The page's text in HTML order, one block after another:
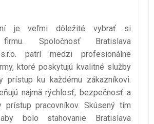
je veľmi dôležité vybrať si
Spoločnosť Bratislava
patrí medzi profesionálne
ktoré poskytujú kvalitné služby
prístup ku každému zákazníkovi.
najmä rýchlosť, bezpečnosť a
prístup pracovníkov. Skúsený tím
bolo stahovanie Bratislava